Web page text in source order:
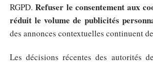
RGPD.Refuser le consentement aux
réduit le volume de publicités
des annonces contextuelles continuent
Les décisions récentes des autorités